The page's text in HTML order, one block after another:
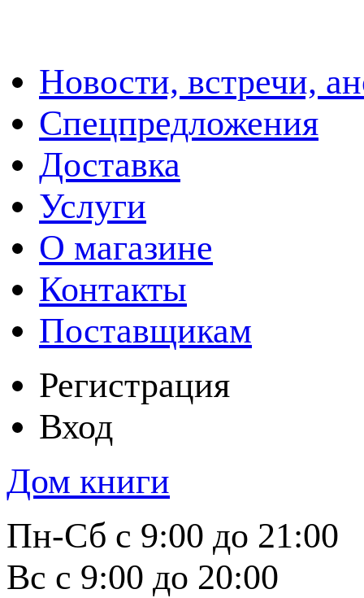
Новости, встречи,
Спецпредложения
Доставка
Услуги
О магазине
Контакты
Поставщикам
Регистрация
Вход
Дом книги
Пн-Сб с 9:00 до 21:00
Вс с 9:00 до 20:00